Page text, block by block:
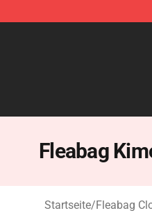
Fleabag
Startseite/Fleabag